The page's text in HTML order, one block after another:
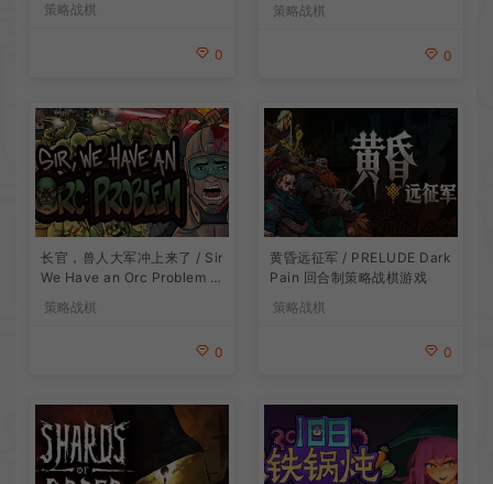
策略战棋
0
策略战棋
0
长官，兽人大军冲上来了 / Sir
We Have an Orc Problem 增
量塔防游戏
策略战棋
0
黄昏远征军 / PRELUDE Dark
Pain 回合制策略战棋游戏
策略战棋
0